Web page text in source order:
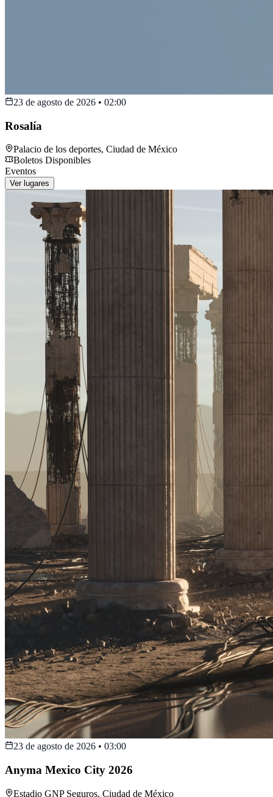
23 de agosto de 2026 • 02:00
Rosalía
Palacio de los deportes, Ciudad de México
Boletos Disponibles
Eventos
Ver lugares
23 de agosto de 2026 • 03:00
Anyma Mexico City 2026
Estadio GNP Seguros, Ciudad de México